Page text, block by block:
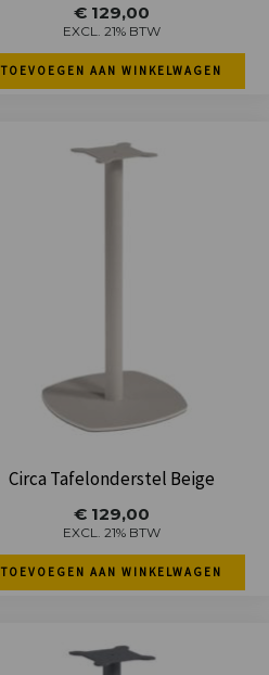
€129,00
EXCL. 21% BTW
TOEVOEGEN AAN WINKELWAGEN
Circa Tafelonderstel Beige
€129,00
EXCL. 21% BTW
TOEVOEGEN AAN WINKELWAGEN